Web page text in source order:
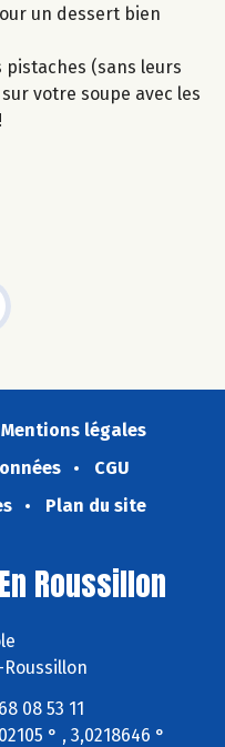
un dessert bien
(sans leurs
votre soupe avec les
Mentions légales
CGU
Plan du site
Roussillon
08 53 11
° , 3,0218646 °